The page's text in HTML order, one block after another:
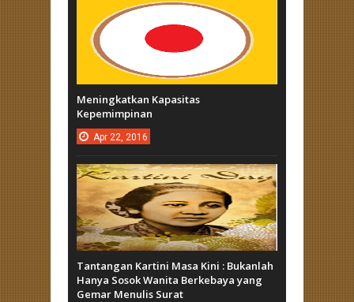
Meningkatkan Kapasitas
Kepemimpinan
Apr 22, 2016
Tantangan Kartini Masa Kini : Bukanlah
Hanya Sosok Wanita Berkebaya yang
Gemar Menulis Surat